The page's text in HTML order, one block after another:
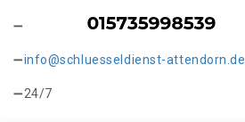
info@schluesseldienst-attendorn.de
24/7